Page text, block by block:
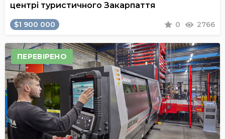
центрі туристичного Закарпаття
$1 900 000 0 2766
ПЕРЕВІРЕНО